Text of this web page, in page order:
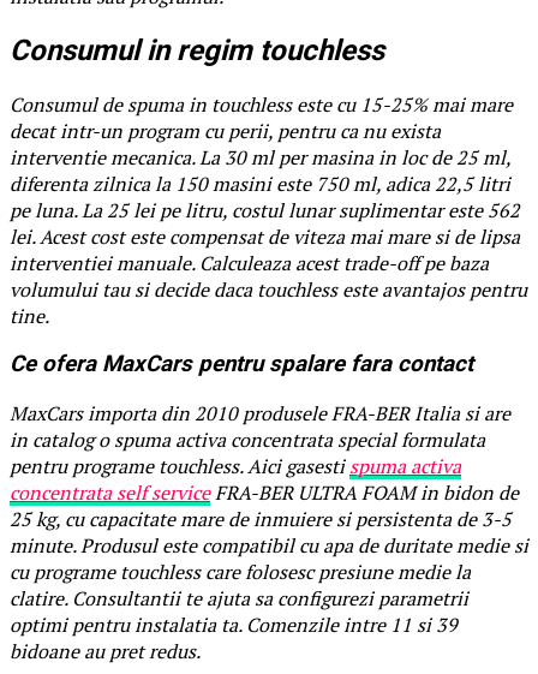
Consumul in regim touchless
Consumul de spuma in touchless este cu 15-25% mai mare
decat intr-un program cu perii, pentru ca nu exista
interventie mecanica. La 30 ml per masina in loc de 25 ml,
diferenta zilnica la 150 masini este 750 ml, adica 22,5 litri
pe luna. La 25 lei pe litru, costul lunar suplimentar este 562
lei. Acest cost este compensat de viteza mai mare si de lipsa
interventiei manuale. Calculeaza acest trade-off pe baza
volumului tau si decide daca touchless este avantajos pentru
tine.
Ce ofera MaxCars pentru spalare fara contact
MaxCars importa din 2010 produsele FRA-BER Italia si are
in catalog o spuma activa concentrata special formulata
pentru programe touchless. Aici gasestispuma activa
concentrata self serviceFRA-BER ULTRA FOAM in bidon de
25 kg, cu capacitate mare de inmuiere si persistenta de 3-5
minute. Produsul este compatibil cu apa de duritate medie si
cu programe touchless care folosesc presiune medie la
clatire. Consultantii te ajuta sa configurezi parametrii
optimi pentru instalatia ta. Comenzile intre 11 si 39
bidoane au pret redus.